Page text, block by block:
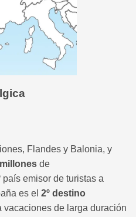
Flandes y Balonia, y
de
país emisor de turistas a
es el 2º destino
vacaciones de larga duración